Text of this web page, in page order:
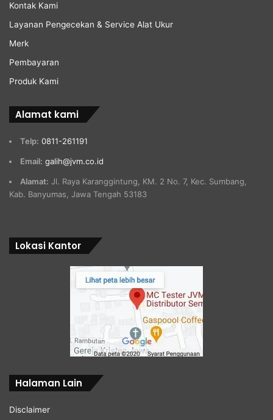
Kontak Kami
Layanan Pengecekan & Service Alat Ukur
Merk
Pembayaran
Produk Kami
Alamat kami
Telp: 0811-261191
Email: galih@jvm.co.id
Alamat: Jl. Raya Karanggintung, KM. 2 No. 7, Kec. Sumbang,
Kab. Banyumas, Jawa Tengah 53183
Lokasi Kantor
Halaman Lain
Disclaimer